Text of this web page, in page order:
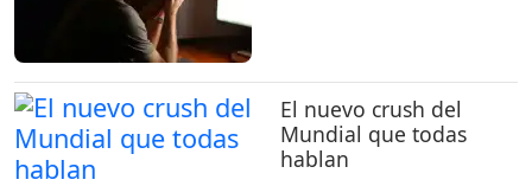
El nuevo crush del
Mundial que todas
hablan